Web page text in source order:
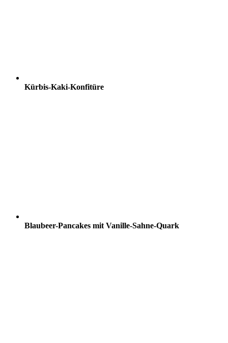
Kürbis-Kaki-Konfitüre
Blaubeer-Pancakes mit Vanille-Sahne-Quark